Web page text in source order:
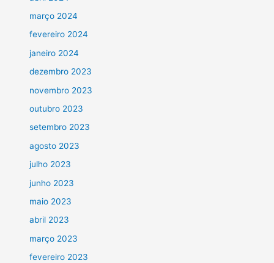
março 2024
fevereiro 2024
janeiro 2024
dezembro 2023
novembro 2023
outubro 2023
setembro 2023
agosto 2023
julho 2023
junho 2023
maio 2023
abril 2023
março 2023
fevereiro 2023